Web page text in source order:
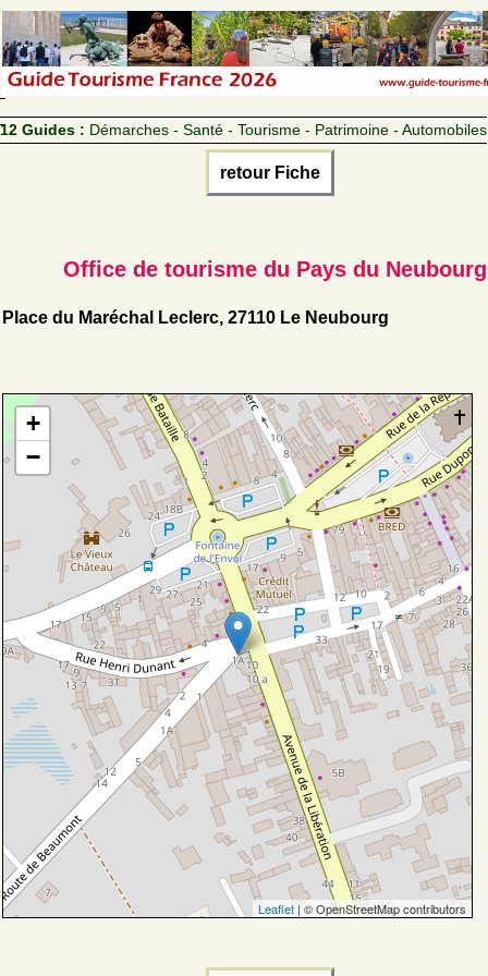
12 Guides : Démarches - Santé - Tourisme - Patrimoine - Automobiles
retour Fiche
Office de tourisme du Pays du Neubourg
Place du Maréchal Leclerc, 27110 Le Neubourg
+
−
Leaflet | © OpenStreetMap contributors